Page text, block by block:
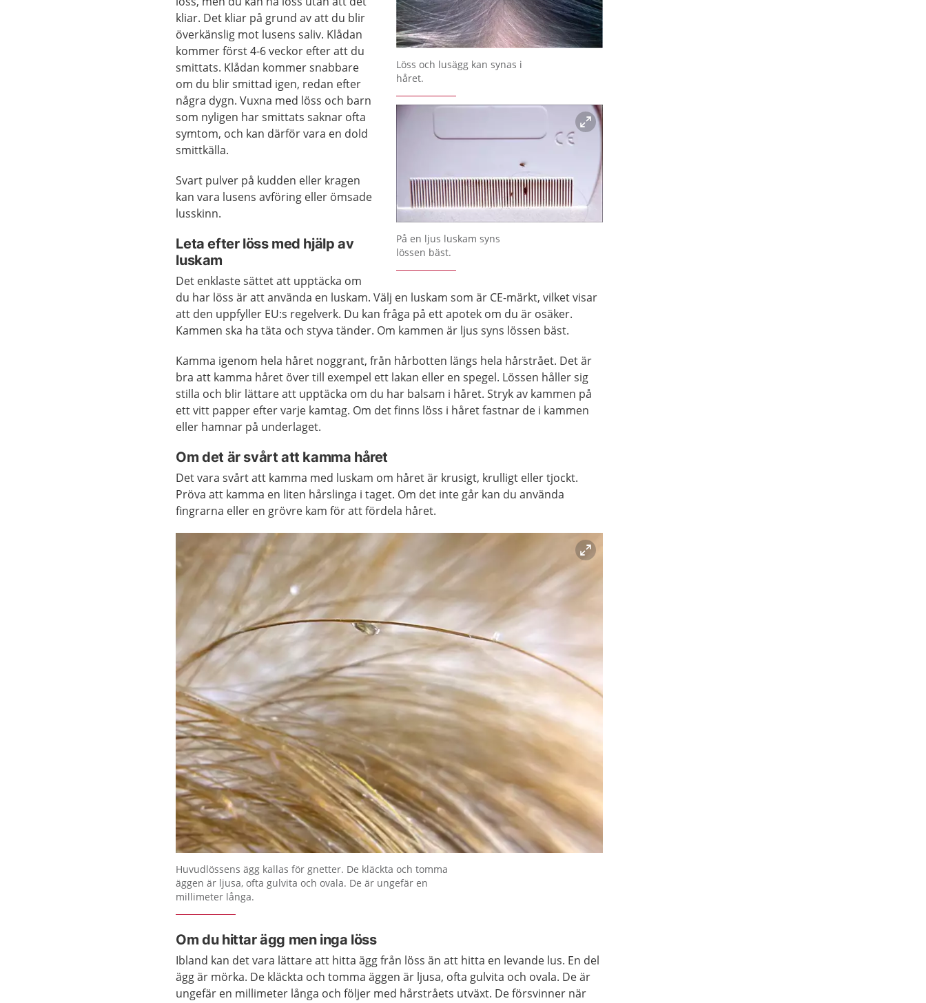
Förstora bilden
Löss och lusägg kan synas i
håret.
Förstora bilden
På en ljus luskam syns
lössen bäst.
kliar. Det kliar på grund av att du blir
överkänslig mot lusens saliv. Klådan
kommer först 4-6 veckor efter att du
smittats. Klådan kommer snabbare
om du blir smittad igen, redan efter
några dygn. Vuxna med löss och barn
som nyligen har smittats saknar ofta
symtom, och kan därför vara en dold
smittkälla.
Svart pulver på kudden eller kragen
kan vara lusens avföring eller ömsade
lusskinn.
Leta efter löss med hjälp av
luskam
Det enklaste sättet att upptäcka om
du har löss är att använda en luskam. Välj en luskam som är CE-märkt, vilket visar
att den uppfyller EU:s regelverk. Du kan fråga på ett apotek om du är osäker.
Kammen ska ha täta och styva tänder. Om kammen är ljus syns lössen bäst.
Kamma igenom hela håret noggrant, från hårbotten längs hela hårstrået. Det är
bra att kamma håret över till exempel ett lakan eller en spegel. Lössen håller sig
stilla och blir lättare att upptäcka om du har balsam i håret. Stryk av kammen på
ett vitt papper efter varje kamtag. Om det finns löss i håret fastnar de i kammen
eller hamnar på underlaget.
Om det är svårt att kamma håret
Det vara svårt att kamma med luskam om håret är krusigt, krulligt eller tjockt.
Pröva att kamma en liten hårslinga i taget. Om det inte går kan du använda
fingrarna eller en grövre kam för att fördela håret.
Förstora bilden
Huvudlössens ägg kallas för gnetter. De kläckta och tomma
äggen är ljusa, ofta gulvita och ovala. De är ungefär en
millimeter långa.
Om du hittar ägg men inga löss
Ibland kan det vara lättare att hitta ägg från löss än att hitta en levande lus. En del
ägg är mörka. De kläckta och tomma äggen är ljusa, ofta gulvita och ovala. De är
ungefär en millimeter långa och följer med hårstråets utväxt. De försvinner när